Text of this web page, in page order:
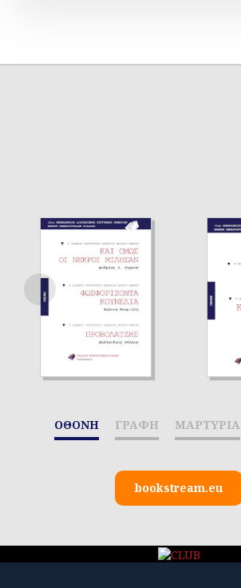
ΟΘΟΝΗ ΓΡΑΦΗ ΜΑΡΤΥΡΙΑ
bookstream.eu